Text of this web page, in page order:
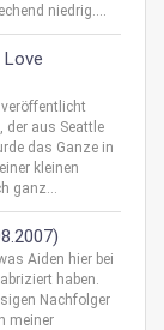
niedrig....
Love
veröffentlicht
der aus Seattle
das Ganze in
kleinen
ganz...
Aiden hier bei
haben.
Nachfolger
meiner